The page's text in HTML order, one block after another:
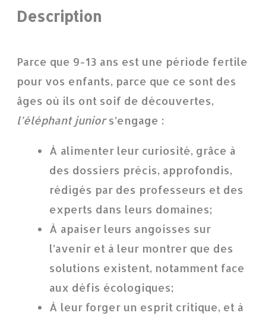
Description
Parce que 9-13 ans est une période fertile
pour vos enfants, parce que ce sont des
âges où ils ont soif de découvertes,
l’éléphant juniors’engage :
À alimenter leur curiosité, grâce à
des dossiers précis, approfondis,
rédigés par des professeurs et des
experts dans leurs domaines;
À apaiser leurs angoisses sur
l’avenir et à leur montrer que des
solutions existent, notamment face
aux défis écologiques;
À leur forger un esprit critique, et à